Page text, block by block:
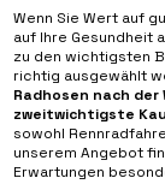
Wenn Sie Wert auf
auf Ihre Gesundheit
zu den wichtigsten
richtig ausgewählt
Radhosen nach
zweitwichtigste
sowohl
unserem Angebot
Erwartungen